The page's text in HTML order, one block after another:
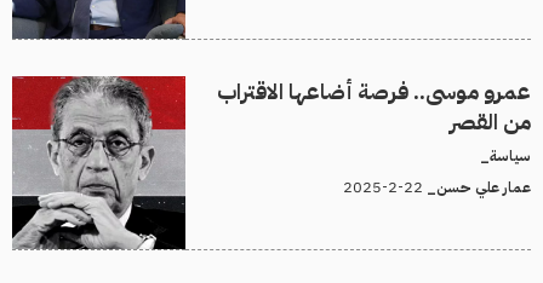
عمرو موسى.. فرصة أضاعها الاقتراب
من القصر
سياسة_
عمار علي حسن_